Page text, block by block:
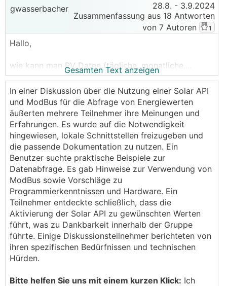
gwasserbacher 28.8. - 3.9.2024
Zusammenfassung aus 18 Antworten
von 7 Autoren
1
Hallo,
wie kann man PV Daten (tägliche, monatliche,...
erzeugte Leistung, Zählerstände) abfragen OHNE
dass der Wechselrichter eine Internetverbindung hat
(für Solarweb).?
Danke!
Gesamten Text anzeigen
In einer Diskussion über die Nutzung einer Solar API
und ModBus für die Abfrage von Energiewerten
äußerten mehrere Teilnehmer ihre Meinungen und
Erfahrungen. Es wurde auf die Notwendigkeit
hingewiesen, lokale Schnittstellen freizugeben und
die passende Dokumentation zu nutzen. Ein
Benutzer suchte praktische Beispiele zur
Datenabfrage. Es gab Hinweise zur Verwendung von
ModBus sowie Vorschläge zu
Programmierkenntnissen und Hardware. Ein
Teilnehmer entdeckte schließlich, dass die
Aktivierung der Solar API zu gewünschten Werten
führt, was zu Dankbarkeit innerhalb der Gruppe
führte. Einige Diskussionsteilnehmer berichteten von
ihren spezifischen Bedürfnissen und technischen
Hürden.
Bitte helfen Sie uns mit einem kurzen Klick: Ich